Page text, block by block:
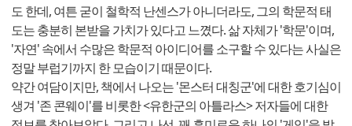
도 한데, 여튼 굳이 철학적 난센스가 아니더라도, 그의 학문적 태
도는 충분히 본받을 가치가 있다고 느꼈다. 삶 자체가 '학문'이며,
'자연' 속에서 수많은 학문적 아이디어를 소구할 수 있다는 사실은
정말 부럽기까지 한 모습이기 때문이다.
약간 여담이지만, 책에서 나오는 '몬스터 대칭군'에 대한 호기심이
생겨 '존 콘웨이'를 비롯한 <유한군의 아틀라스> 저자들에 대한